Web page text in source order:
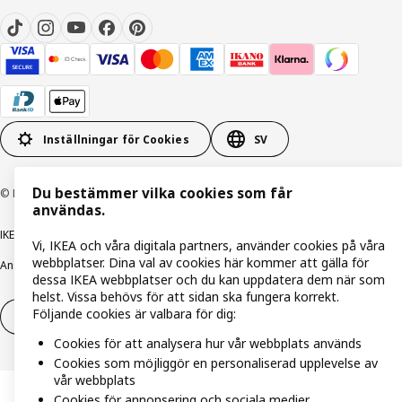
Inställningar för Cookies SV
© Inter IKEA Systems B.V. 1999-2026
IKEA Family integritetspolicy
Ansvarsfullt avslöjandepolicyE-postKöp- & leveransvillkorBolagsinformation
Utöva ångerrätt Utöva ångerrätten för tjänster
Du bestämmer vilka cookies som får
användas.
Vi, IKEA och våra digitala partners, använder cookies på våra
webbplatser. Dina val av cookies här kommer att gälla för
dessa IKEA webbplatser och du kan uppdatera dem när som
helst. Vissa behövs för att sidan ska fungera korrekt.
Följande cookies är valbara för dig:
Cookies för att analysera hur vår webbplats används
Cookies som möjliggör en personaliserad upplevelse av
vår webbplats